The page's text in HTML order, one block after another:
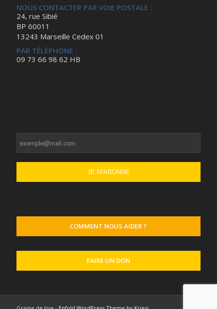
NOUS CONTACTER PAR VOIE POSTALE :
24, rue Sibié
BP 60011
13243 Marseille Cedex 01
PAR TÉLÉPHONE :
09 73 66 98 62 HB
COMMENT NOUS AIDER ?
FAIRE UN DON